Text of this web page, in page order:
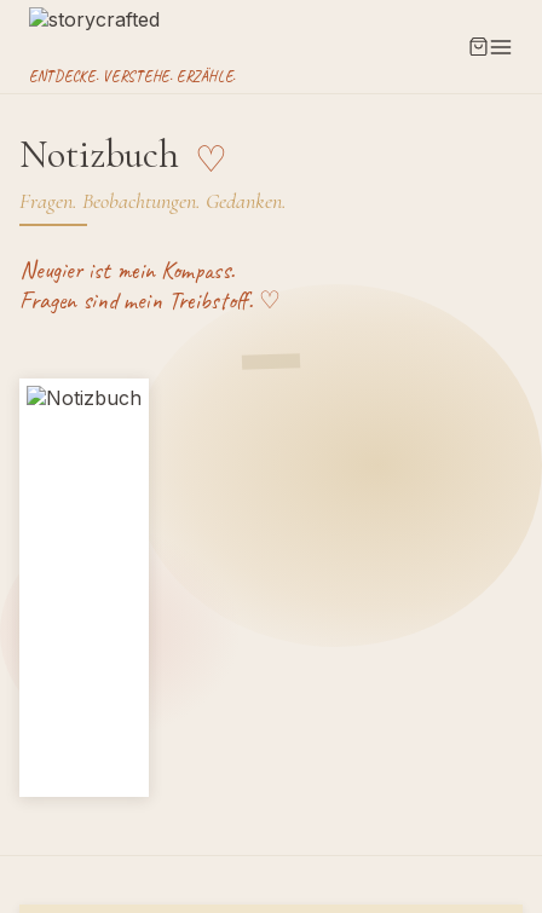
ENTDECKE. VERSTEHE. ERZÄHLE.
Notizbuch ♡
Fragen. Beobachtungen. Gedanken.
Neugier ist mein Kompass.
Fragen sind mein Treibstoff. ♡